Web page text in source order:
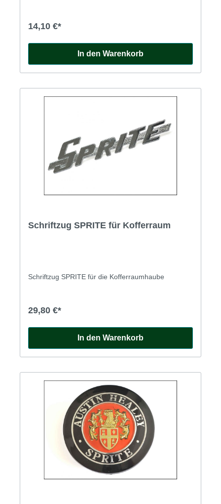
14,10 €*
In den Warenkorb
Schriftzug SPRITE für Kofferraum
Schriftzug SPRITE für die Kofferraumhaube
29,80 €*
In den Warenkorb